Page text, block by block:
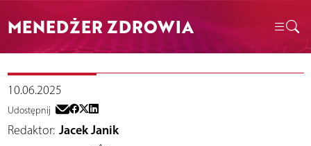
MENEDŻER ZDROWIA
10.06.2025
Udostępnij
Redaktor: Jacek Janik